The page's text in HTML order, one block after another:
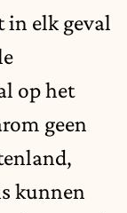
in elk geval
op het
geen
kunnen